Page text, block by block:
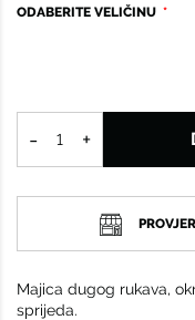
ODABERITE VELIČINU
Majica dugog rukava,
sprijeda.